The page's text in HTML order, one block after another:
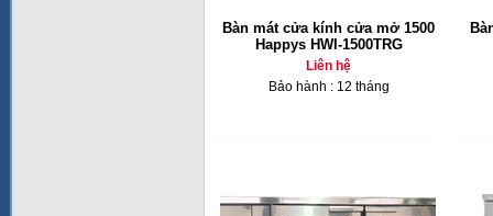
Bàn mát cửa kính cửa mở 1500
Happys HWI-1500TRG
Liên hệ
Bảo hành : 12 tháng